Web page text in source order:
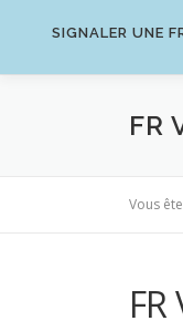
SIGNALER UNE
FR
Vous